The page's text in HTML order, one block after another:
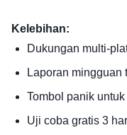
Kelebihan:
Dukungan multi-
Laporan mingguan
Tombol panik
Uji coba gratis 3